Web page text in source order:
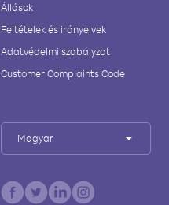
Állások
Feltételek és irányelvek
Adatvédelmi szabályzat
Customer Complaints Code
Magyar